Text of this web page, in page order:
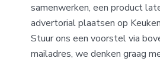
samenwerken, een product
advertorial plaatsen op
Stuur ons een voorstel via
mailadres, we denken graag